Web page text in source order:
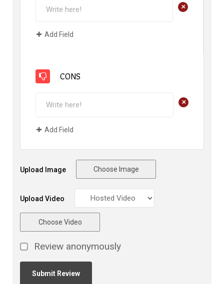
+
Add Field
CONS
+
Add Field
Upload Image Choose Image
Upload Video
Choose Video
Review anonymously